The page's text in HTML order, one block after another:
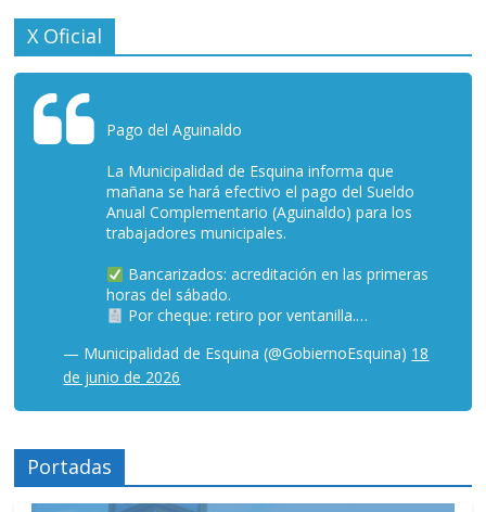
X Oficial
Pago del Aguinaldo
La Municipalidad de Esquina informa que
mañana se hará efectivo el pago del Sueldo
Anual Complementario (Aguinaldo) para los
trabajadores municipales.
Bancarizados: acreditación en las primeras
horas del sábado.
Por cheque: retiro por ventanilla.…
— Municipalidad de Esquina (@GobiernoEsquina) 18
de junio de 2026
Portadas